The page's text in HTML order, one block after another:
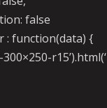
false
: function(data) {
r15’).html(‘